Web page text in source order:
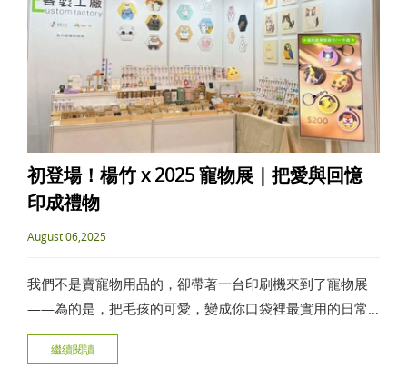
初登場！楊竹 x 2025 寵物展｜把愛與回憶
印成禮物
August 06,2025
我們不是賣寵物用品的，卻帶著一台印刷機來到了寵物展
——為的是，把毛孩的可愛，變成你口袋裡最實用的日常
記憶。
繼續閱讀